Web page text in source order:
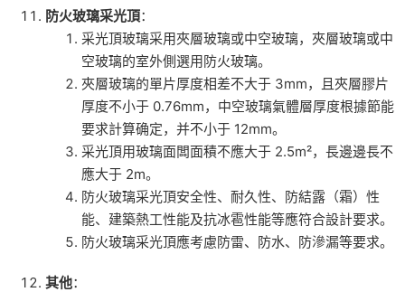
防火玻璃采光頂：
采光頂玻璃采用夾層玻璃或中空玻璃，夾層玻璃或中
空玻璃的室外側選用防火玻璃。
夾層玻璃的單片厚度相差不大于 3mm，且夾層膠片
厚度不小于 0.76mm，中空玻璃氣體層厚度根據節能
要求計算确定，并不小于 12mm。
采光頂用玻璃面闆面積不應大于 2.5m²，長邊邊長不
應大于 2m。
防火玻璃采光頂安全性、耐久性、防結露（霜）性
能、建築熱工性能及抗冰雹性能等應符合設計要求。
防火玻璃采光頂應考慮防雷、防水、防滲漏等要求。
其他：